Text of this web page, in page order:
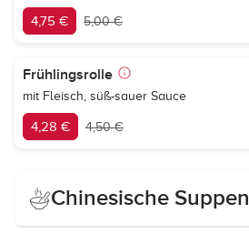
4,75 € 5,00 €
Frühlingsrolle
mit Fleisch, süß-sauer Sauce
4,28 € 4,50 €
Chinesische Suppen